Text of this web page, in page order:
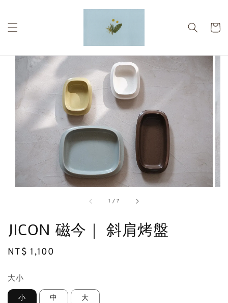
1 /7
JICON 磁今｜ 斜肩烤盤
Regular
NT$ 1,100
大小
小 中 大